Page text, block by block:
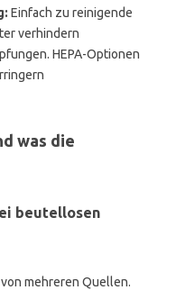
Einfach zu reinigende
verhindern
HEPA-Optionen
was die
beutellosen
mehreren Quellen.